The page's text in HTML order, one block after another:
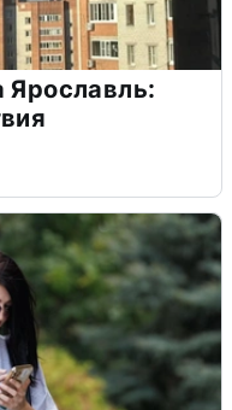
Ярославль: